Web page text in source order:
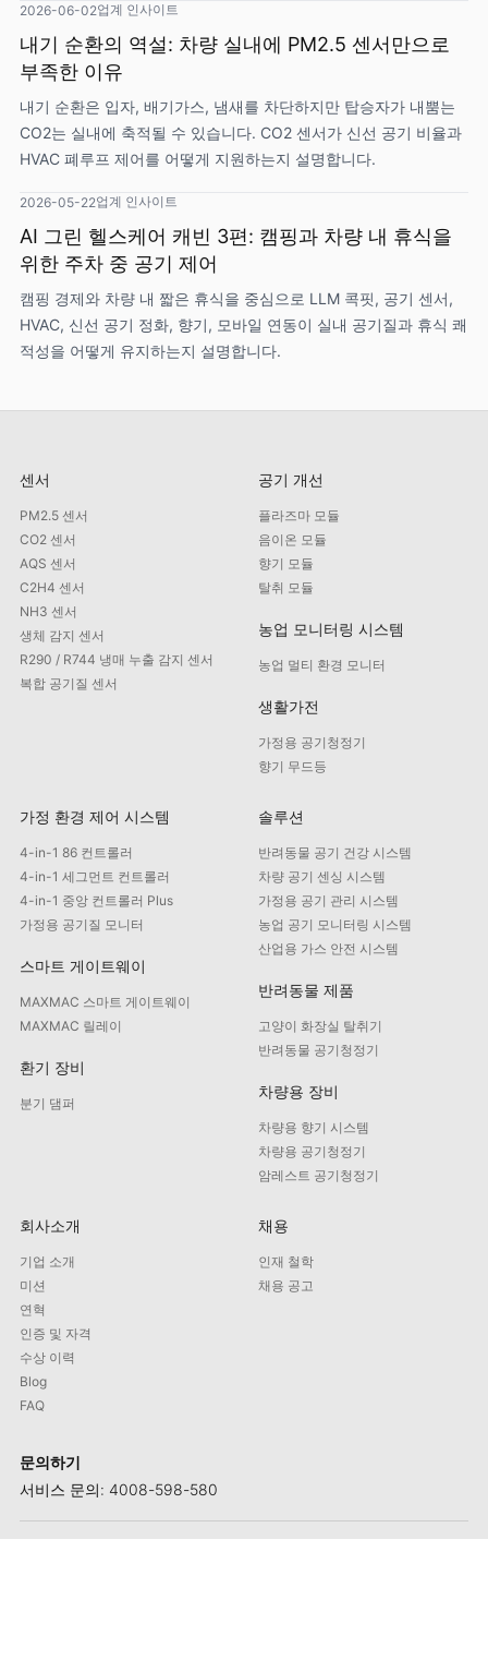
2026-06-02업계 인사이트
내기 순환의 역설: 차량 실내에 PM2.5 센서만으로
부족한 이유
내기 순환은 입자, 배기가스, 냄새를 차단하지만 탑승자가 내뿜는
CO2는 실내에 축적될 수 있습니다. CO2 센서가 신선 공기 비율과
HVAC 폐루프 제어를 어떻게 지원하는지 설명합니다.
2026-05-22업계 인사이트
AI 그린 헬스케어 캐빈 3편: 캠핑과 차량 내 휴식을
위한 주차 중 공기 제어
캠핑 경제와 차량 내 짧은 휴식을 중심으로 LLM 콕핏, 공기 센서,
HVAC, 신선 공기 정화, 향기, 모바일 연동이 실내 공기질과 휴식 쾌
적성을 어떻게 유지하는지 설명합니다.
센서
PM2.5 센서
CO2 센서
AQS 센서
C2H4 센서
NH3 센서
생체 감지 센서
R290 / R744 냉매 누출 감지 센서
복합 공기질 센서
공기 개선
플라즈마 모듈
음이온 모듈
향기 모듈
탈취 모듈
농업 모니터링 시스템
농업 멀티 환경 모니터
생활가전
가정용 공기청정기
향기 무드등
가정 환경 제어 시스템
4-in-1 86 컨트롤러
4-in-1 세그먼트 컨트롤러
4-in-1 중앙 컨트롤러 Plus
가정용 공기질 모니터
스마트 게이트웨이
MAXMAC 스마트 게이트웨이
MAXMAC 릴레이
환기 장비
분기 댐퍼
솔루션
반려동물 공기 건강 시스템
차량 공기 센싱 시스템
가정용 공기 관리 시스템
농업 공기 모니터링 시스템
산업용 가스 안전 시스템
반려동물 제품
고양이 화장실 탈취기
반려동물 공기청정기
차량용 장비
차량용 향기 시스템
차량용 공기청정기
암레스트 공기청정기
회사소개
기업 소개
미션
연혁
인증 및 자격
수상 이력
Blog
FAQ
채용
인재 철학
채용 공고
문의하기
서비스 문의: 4008-598-580